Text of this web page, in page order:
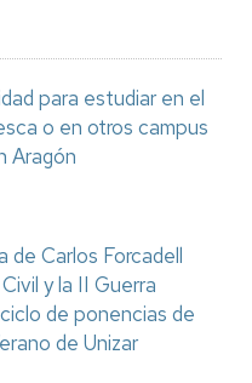
para estudiar en el
o en otros campus
Aragón
de Carlos Forcadell
y la II Guerra
de ponencias de
de Unizar